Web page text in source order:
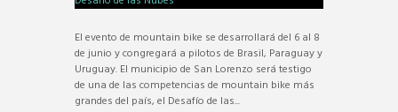
El evento de mountain bike se desarrollará del 6 al 8
de junio y congregará a pilotos de Brasil, Paraguay y
Uruguay. El municipio de San Lorenzo será testigo
de una de las competencias de mountain bike más
grandes del país, el Desafío de las...